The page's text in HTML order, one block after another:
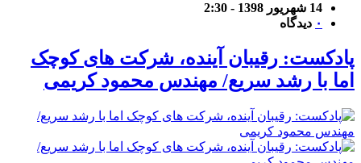
14 شهریور 1398 - 2:30
۰ دیدگاه
پادکست: رقیبان آینده، شرکت های کوچک
اما با رشد سریع/ مهندس محمود کریمی